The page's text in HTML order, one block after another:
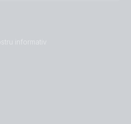
informativ